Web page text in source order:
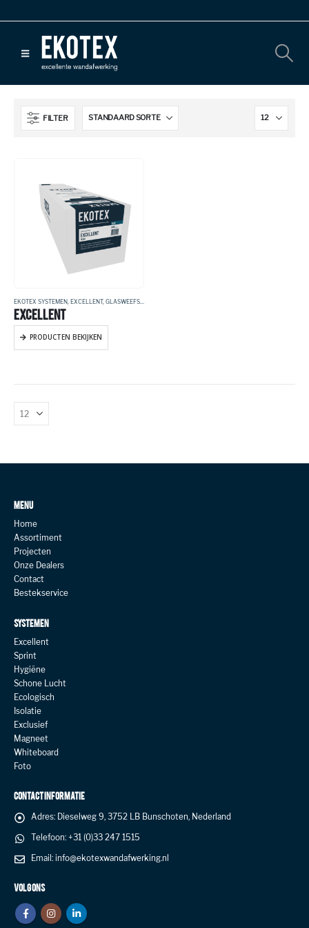
FILTER
EKOTEX SYSTEMEN EXCELLENT, GLASWEEFSEL
EXCELLENT
PRODUCTEN BEKIJKEN
MENU
Home
Assortiment
Projecten
Onze Dealers
Contact
Bestekservice
SYSTEMEN
Excellent
Sprint
Hygiëne
Schone Lucht
Ecologisch
Isolatie
Exclusief
Magneet
Whiteboard
Foto
CONTACT INFORMATIE
Adres: Dieselweg 9, 3752 LB Bunschoten, Nederland
Telefoon: +31 (0)33 247 1515
Email: info@ekotexwandafwerking.nl
VOLG ONS